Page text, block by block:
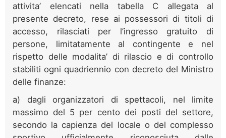
attivita’ elencati nella tabella C allegata al
presente decreto, rese ai possessori di titoli di
accesso, rilasciati per l’ingresso gratuito di
persone, limitatamente al contingente e nel
rispetto delle modalita’ di rilascio e di controllo
stabiliti ogni quadriennio con decreto del Ministro
delle finanze:
a) dagli organizzatori di spettacoli, nel limite
massimo del 5 per cento dei posti del settore,
secondo la capienza del locale o del complesso